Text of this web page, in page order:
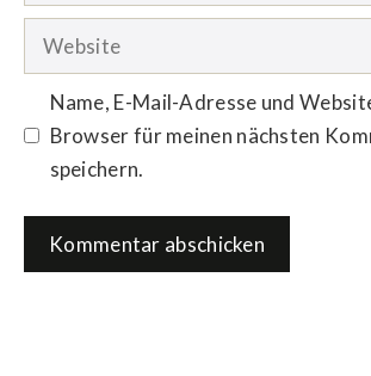
Website
Name, E-Mail-Adresse und
Browser für meinen nächsten
speichern.